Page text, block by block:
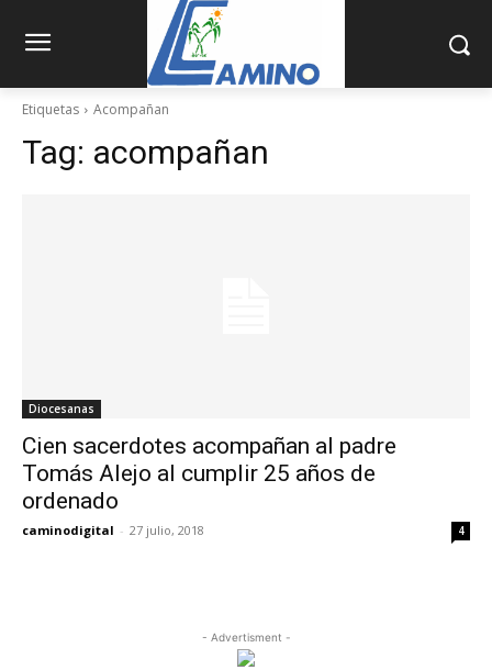
Etiquetas Acompañan
Tag: acompañan
Diocesanas
Cien sacerdotes acompañan al padre
Tomás Alejo al cumplir 25 años de
ordenado
caminodigital - 27 julio, 2018 4
- Advertisment -